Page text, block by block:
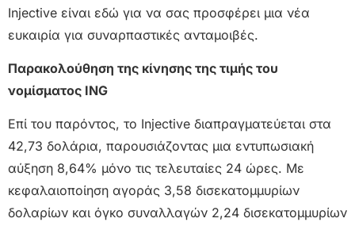
Injective είναι εδώ για να σας προσφέρει μια νέα
ευκαιρία για συναρπαστικές ανταμοιβές.
Παρακολούθηση της κίνησης της τιμής του
νομίσματος ING
Επί του παρόντος, το Injective διαπραγματεύεται στα
42,73 δολάρια, παρουσιάζοντας μια εντυπωσιακή
αύξηση 8,64% μόνο τις τελευταίες 24 ώρες. Με
κεφαλαιοποίηση αγοράς 3,58 δισεκατομμυρίων
δολαρίων και όγκο συναλλαγών 2,24 δισεκατομμυρίων